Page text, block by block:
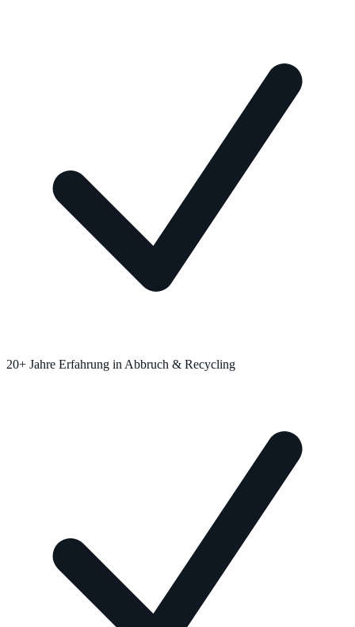
20+ Jahre Erfahrung in Abbruch & Recycling